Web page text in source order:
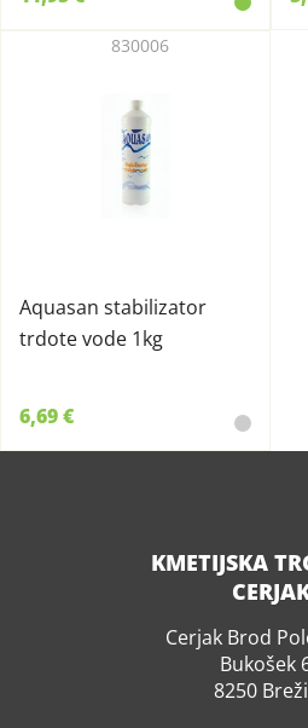
Aquasan stabilizator
trdote vode 1kg
830006
6,69 €
KMETIJSKA
Cerjak Brod
Bukošek
8250